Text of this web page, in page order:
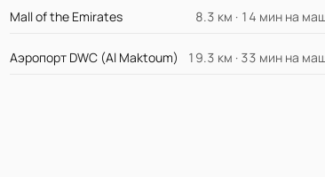
Mall of the Emirates 8.3 км · 14 мин на
Аэропорт DWC (Al Maktoum) 19.3 км · 33 мин на